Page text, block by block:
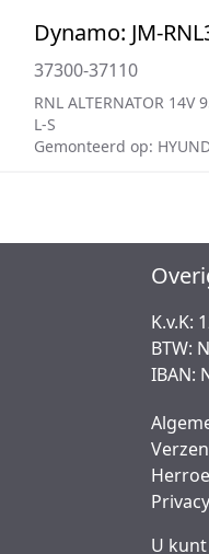
Dynamo: JM-
37300-37110
RNL ALTERNATOR 14V
L-S
Gemonteerd op:
K.v.K:
BTW:
IBAN:
U